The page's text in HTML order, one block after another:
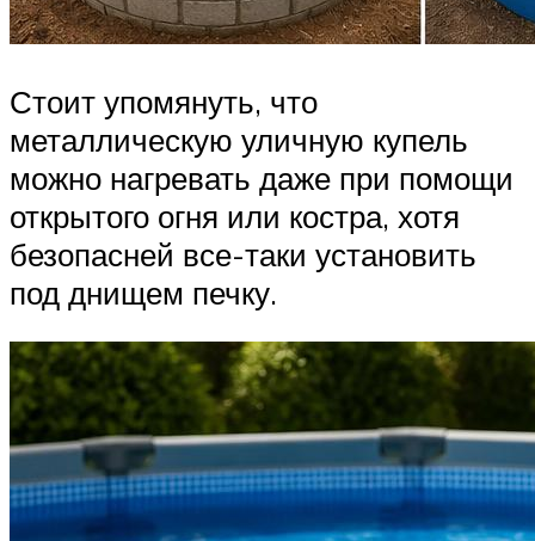
Стоит упомянуть, что
металлическую уличную купель
можно нагревать даже при помощи
открытого огня или костра, хотя
безопасней все-таки установить
под днищем печку.